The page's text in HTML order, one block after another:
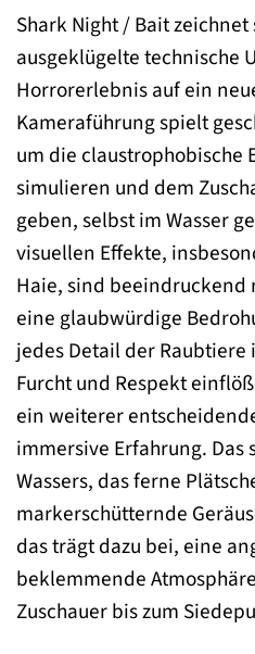
Shark Night / Bait
ausgeklügelte technische
Horrorerlebnis auf ein
Kameraführung spielt
um die claustrophobische
simulieren und dem
geben, selbst im Wasser
visuellen Effekte,
Haie, sind beeindruckend
eine glaubwürdige
jedes Detail der Raubtiere
Furcht und Respekt
ein weiterer
immersive Erfahrung. Das
Wassers, das ferne
markerschütternde
das trägt dazu bei, eine
beklemmende
Zuschauer bis zum